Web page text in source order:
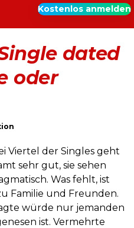
Kostenlos anmelden
dated
oder
Viertel der Singles geht
sehr gut, sie sehen
Was fehlt, ist
Familie und Freunden.
würde nur jemanden
ist. Vermehrte